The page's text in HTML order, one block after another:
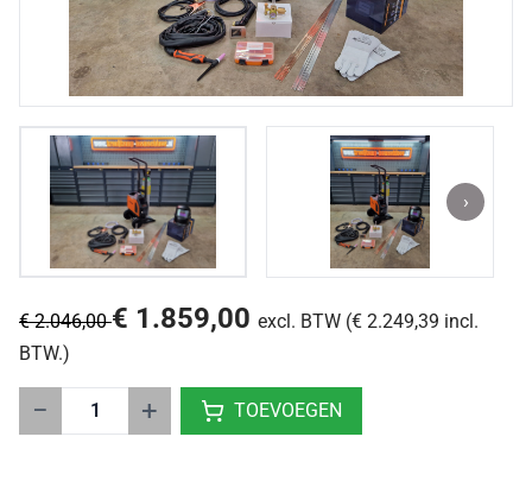
›
€ 2.046,00€ 1.859,00 excl. BTW (€ 2.249,39 incl.
BTW.)
− + TOEVOEGEN